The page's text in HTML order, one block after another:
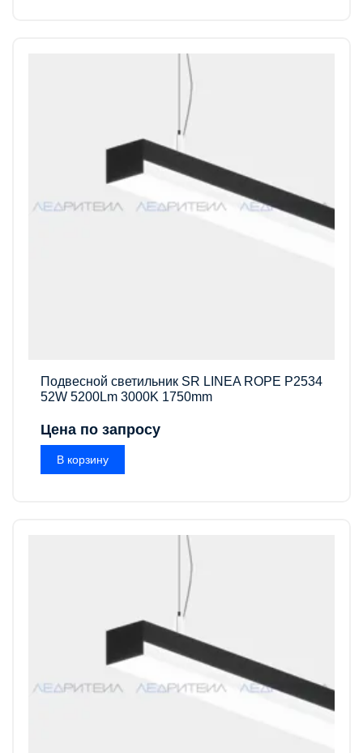
Подвесной светильник SR LINEA ROPE P2534
52W 5200Lm 3000K 1750mm
Цена по запросу
В корзину